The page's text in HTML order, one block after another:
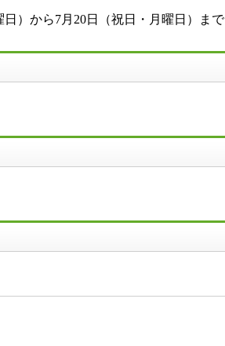
）から7月20日（祝日・月曜日）まで